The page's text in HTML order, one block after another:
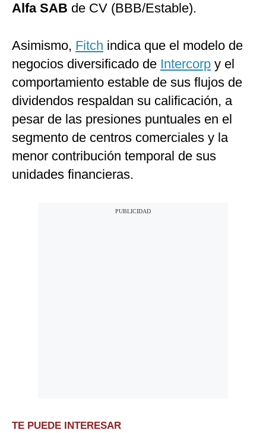
Alfa SAB de CV (BBB/Estable).
Asimismo, Fitch indica que el modelo de
negocios diversificado de Intercorp y el
comportamiento estable de sus flujos de
dividendos respaldan su calificación, a
pesar de las presiones puntuales en el
segmento de centros comerciales y la
menor contribución temporal de sus
unidades financieras.
TE PUEDE INTERESAR